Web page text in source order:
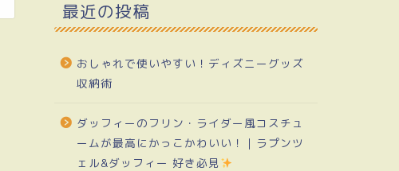
最近の投稿
おしゃれで使いやすい！ディズニーグッズ
収納術
ダッフィーのフリン・ライダー風コスチュ
ームが最高にかっこかわいい！｜ラプンツ
ェル&ダッフィー 好き必見